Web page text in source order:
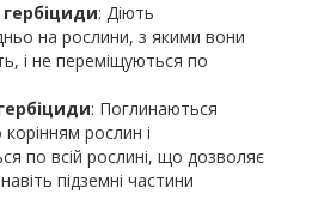
: Діють
на рослини, з якими вони
і не переміщуються по
: Поглинаються
рослин і
по всій рослині, що дозволяє
підземні частини